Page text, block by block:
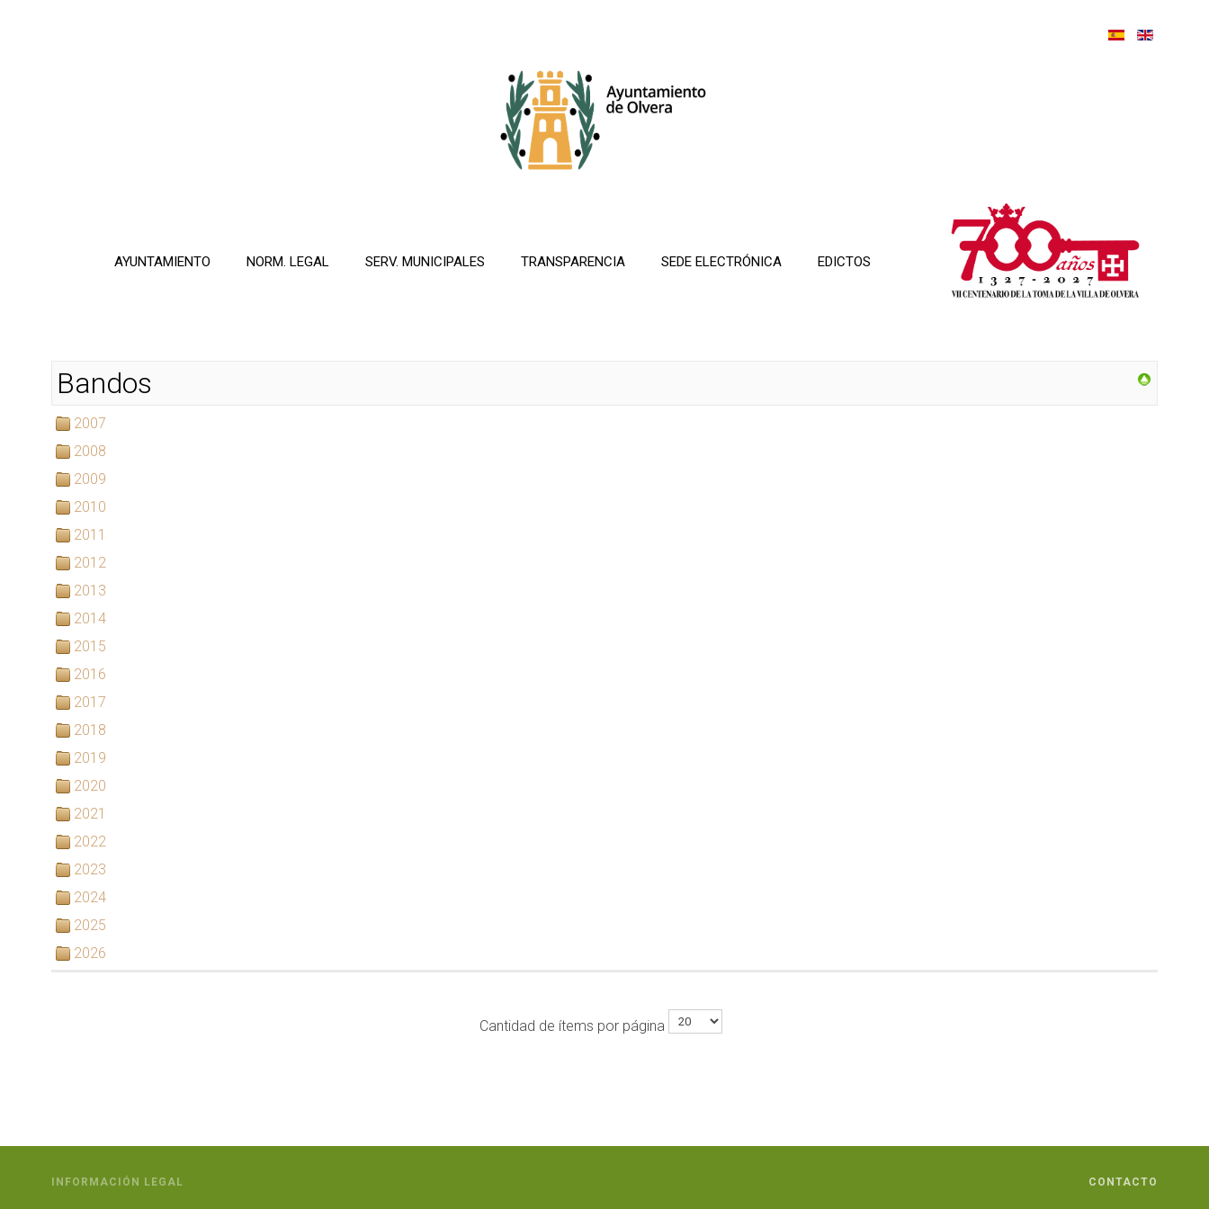
AYUNTAMIENTO NORM. LEGAL SERV. MUNICIPALES TRANSPARENCIA SEDE ELECTRÓNICA EDICTOS
Bandos
2007
2008
2009
2010
2011
2012
2013
2014
2015
2016
2017
2018
2019
2020
2021
2022
2023
2024
2025
2026
Cantidad de ítems por página
INFORMACIÓN LEGAL CONTACTO